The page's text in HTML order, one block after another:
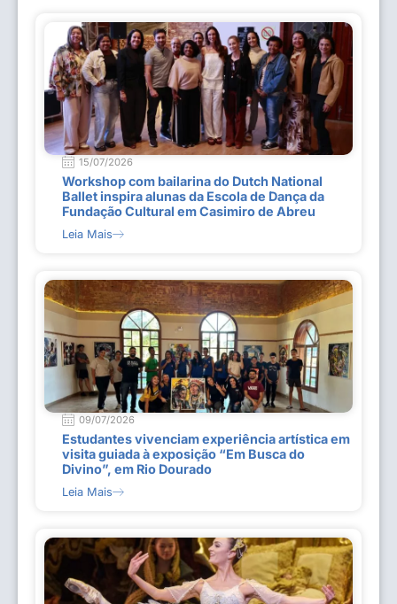
15/07/2026
Workshop com bailarina do Dutch National
Ballet inspira alunas da Escola de Dança da
Fundação Cultural em Casimiro de Abreu
Leia Mais
09/07/2026
Estudantes vivenciam experiência artística em
visita guiada à exposição “Em Busca do
Divino”, em Rio Dourado
Leia Mais